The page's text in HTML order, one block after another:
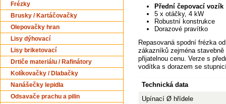
Frézky
Brusky / Kartáčovačky
Olepovačky hran
Lisy dýhovací
Lisy briketovací
Drtiče materiálu / Rafinátory
Kolíkovačky / Dlabačky
Nanášečky lepidla
Odsavače prachu a pilin
Přední čepovací vozík
5 x otáčky, 4 kW
Robustní konstrukce
Dorazové pravítko
Repasovaná spodní frézka
zákazníků zejména
přijatelnou cenu. Verze s
vodítka s dorazem se
Technická data
Upínací Ø hřídele